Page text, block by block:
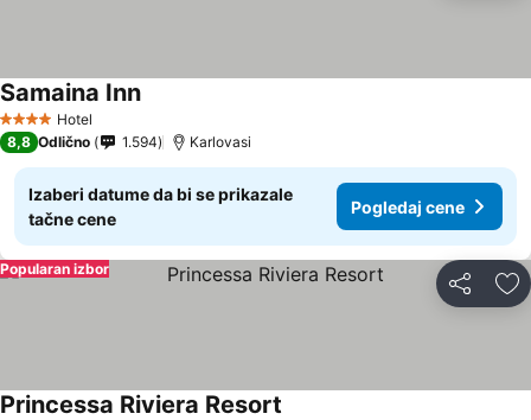
4 ZvezdiceHotel
Samaina InnPogledaj cene
8,8 Odlično 1.594 Karlovasi
Izaberi datume da bi se prikazale
tačne cene
Pogledaj cene
Deli
Popularan izbor
Princessa Riviera Resort